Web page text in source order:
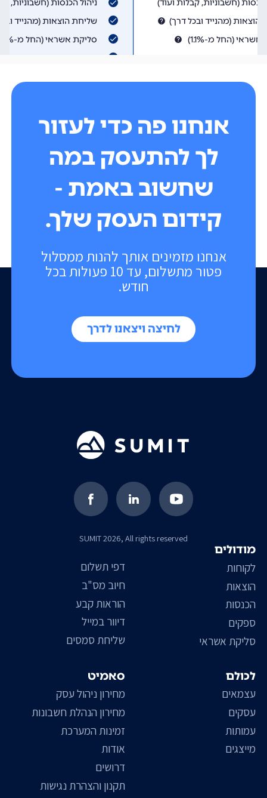
אנחנו מזמינים אותך להנות ממסלול
פטור מתשלום, עד 10 פעולות בכל
חודש.
לחיצה ויצאנו לדרך
אנחנו פה כדי לעזור
לך להתעסק במה
שחשוב באמת -
קידום העסק שלך.
SUMIT 2026, All rights reserved
סאמיט
מחירון ניהול עסק
מחירון הנהלת חשבונות
זמינות המערכת
אודות
דרושים
תקנון והצהרת נגישות
דפי תשלום
חיוב מס"ב
הוראות קבע
דיוור במייל
שליחת סמסים
מודולים
לקוחות
הוצאות
הכנסות
ספקים
סליקת אשראי
לכולם
עצמאים
עסקים
עמותות
מייצגים